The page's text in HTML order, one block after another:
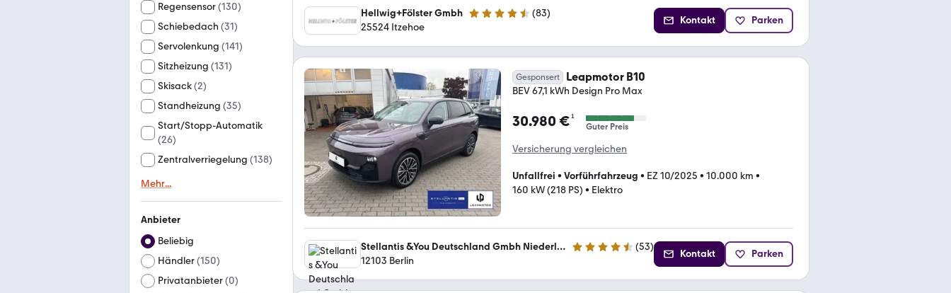
Regensensor(130)
Schiebedach (31)
Servolenkung (141)
Sitzheizung (131)
Skisack(2)
Standheizung (35)
Start/Stopp-Automatik
(26)
Zentralverriegelung (138)
Mehr...
Anbieter
Beliebig
Händler(150)
Privatanbieter(0)
Hellwig+Fölster Gmbh 4.6 Sterne (83)
25524 Itzehoe
Kontakt Parken
Gesponsert Leapmotor B10
BEV 67,1 kWh Design Pro Max
30.980 €¹
Guter Preis
Versicherung vergleichen
Unfallfrei • Vorführfahrzeug • EZ 10/2025 • 10.000 km •
160 kW (218 PS) • Elektro
Stellantis &You Deutschland Gmbh Niederlassung Berlin Tempelhof 4.3 Sterne (53)
12103 Berlin
Kontakt Parken